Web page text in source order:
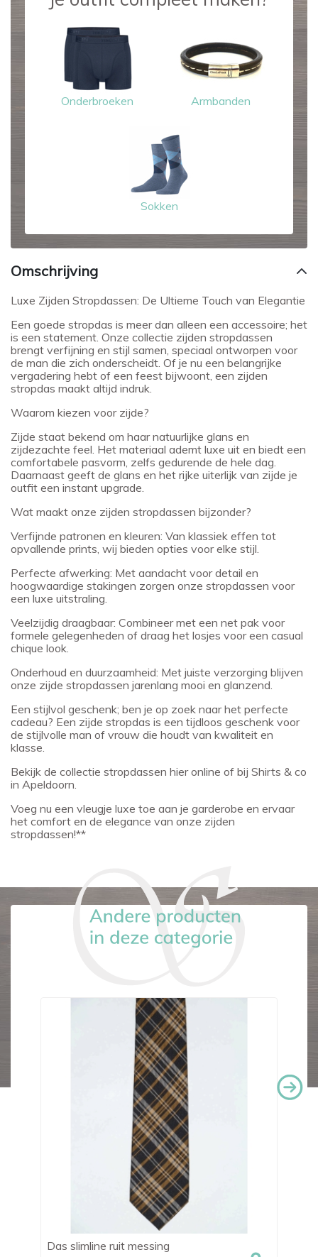
Onderbroeken Armbanden
Sokken
Omschrijving
Luxe Zijden Stropdassen: De Ultieme Touch van Elegantie
Een goede stropdas is meer dan alleen een accessoire; het
is een statement. Onze collectie zijden stropdassen
brengt verfijning en stijl samen, speciaal ontworpen voor
de man die zich onderscheidt. Of je nu een belangrijke
vergadering hebt of een feest bijwoont, een zijden
stropdas maakt altijd indruk.
Waarom kiezen voor zijde?
Zijde staat bekend om haar natuurlijke glans en
zijdezachte feel. Het materiaal ademt luxe uit en biedt een
comfortabele pasvorm, zelfs gedurende de hele dag.
Daarnaast geeft de glans en het rijke uiterlijk van zijde je
outfit een instant upgrade.
Wat maakt onze zijden stropdassen bijzonder?
Verfijnde patronen en kleuren: Van klassiek effen tot
opvallende prints, wij bieden opties voor elke stijl.
Perfecte afwerking: Met aandacht voor detail en
hoogwaardige stakingen zorgen onze stropdassen voor
een luxe uitstraling.
Veelzijdig draagbaar: Combineer met een net pak voor
formele gelegenheden of draag het losjes voor een casual
chique look.
Onderhoud en duurzaamheid: Met juiste verzorging blijven
onze zijde stropdassen jarenlang mooi en glanzend.
Een stijlvol geschenk; ben je op zoek naar het perfecte
cadeau? Een zijde stropdas is een tijdloos geschenk voor
de stijlvolle man of vrouw die houdt van kwaliteit en
klasse.
Bekijk de collectie stropdassen hier online of bij Shirts & co
in Apeldoorn.
Voeg nu een vleugje luxe toe aan je garderobe en ervaar
het comfort en de elegance van onze zijden
stropdassen!**
Das slimline ruit messing